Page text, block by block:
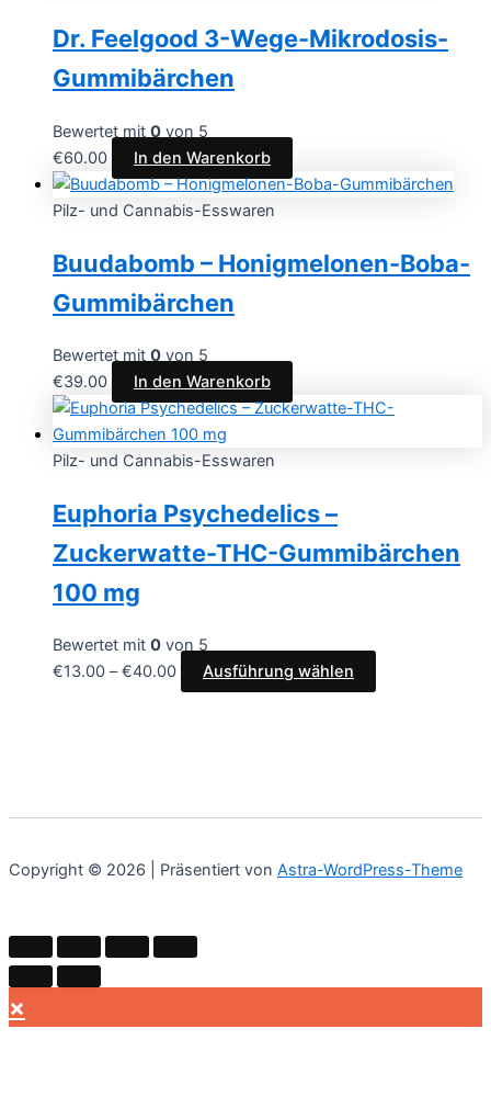
Dr. Feelgood 3-Wege-Mikrodosis-
Gummibärchen
Bewertet mit 0 von 5
€60.00 In den Warenkorb
Pilz- und Cannabis-Esswaren
Buudabomb – Honigmelonen-Boba-
Gummibärchen
Bewertet mit 0 von 5
€39.00 In den Warenkorb
Pilz- und Cannabis-Esswaren
Euphoria Psychedelics –
Zuckerwatte-THC-Gummibärchen
100 mg
Bewertet mit 0 von 5
€13.00 –€40.00 Ausführung wählen
Copyright © 2026 | Präsentiert von Astra-WordPress-Theme
×